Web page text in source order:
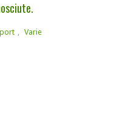
, Varie